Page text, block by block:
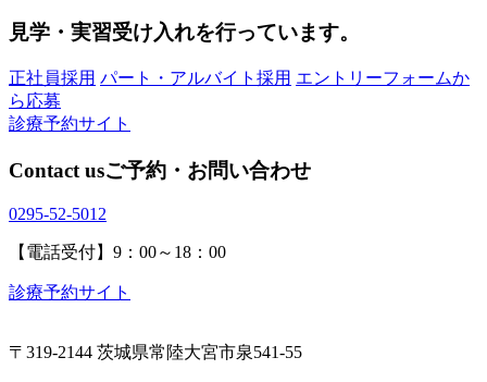
見学・実習受け入れを行っています。
正社員採用 パート・アルバイト採用 エントリーフォームか
ら応募
診療予約サイト
Contact usご予約・お問い合わせ
0295-52-5012
【電話受付】9：00～18：00
診療予約サイト
〒319-2144 茨城県常陸大宮市泉541-55